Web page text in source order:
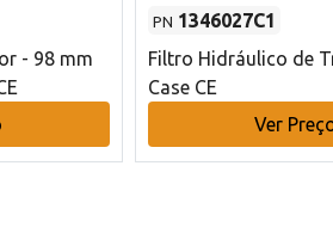
- 98 mm
PN 1346027C1
Filtro Hidráulico de
Case CE
Ver